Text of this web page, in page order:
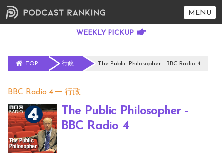
MENU
TOP 行政 The Public Philosopher - BBC Radio 4
BBC Radio 4 行政
The Public Philosopher -
BBC Radio 4